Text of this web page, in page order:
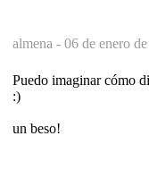
almena - 06 de enero
Puedo imaginar cómo
:)
un beso!